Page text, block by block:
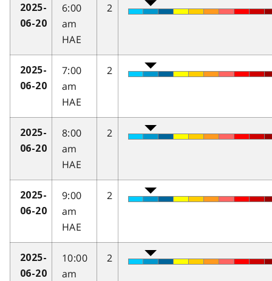
2025-
06-20
6:00
am
HAE
2
2025-
06-20
7:00
am
HAE
2
2025-
06-20
8:00
am
HAE
2
2025-
06-20
9:00
am
HAE
2
2025-
06-20
10:00
am
2